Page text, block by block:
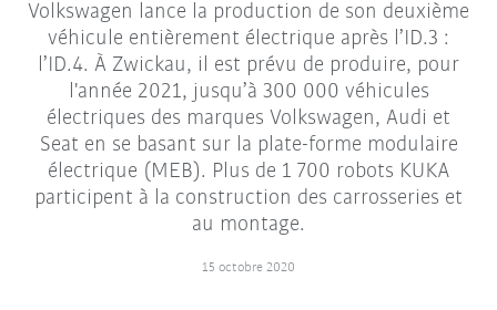
Volkswagen lance la production de son deuxième
véhicule entièrement électrique après l’ID.3 :
l’ID.4. À Zwickau, il est prévu de produire, pour
l'année 2021, jusqu’à 300 000 véhicules
électriques des marques Volkswagen, Audi et
Seat en se basant sur la plate-forme modulaire
électrique (MEB). Plus de 1 700 robots KUKA
participent à la construction des carrosseries et
au montage.
15 octobre 2020